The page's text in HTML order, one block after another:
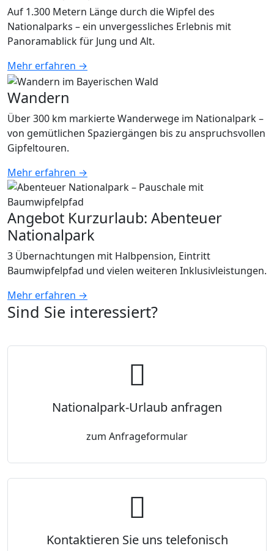
Auf 1.300 Metern Länge durch die Wipfel des
Nationalparks – ein unvergessliches Erlebnis mit
Panoramablick für Jung und Alt.
Mehr erfahren →
Wandern
Über 300 km markierte Wanderwege im Nationalpark –
von gemütlichen Spaziergängen bis zu anspruchsvollen
Gipfeltouren.
Mehr erfahren →
Angebot Kurzurlaub: Abenteuer
Nationalpark
3 Übernachtungen mit Halbpension, Eintritt
Baumwipfelpfad und vielen weiteren Inklusivleistungen.
Mehr erfahren →
Sind Sie interessiert?
Nationalpark-Urlaub anfragen
zum Anfrageformular
Kontaktieren Sie uns telefonisch